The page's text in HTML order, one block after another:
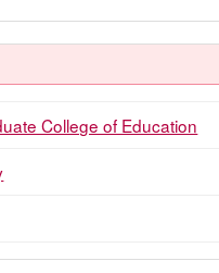
College of Education